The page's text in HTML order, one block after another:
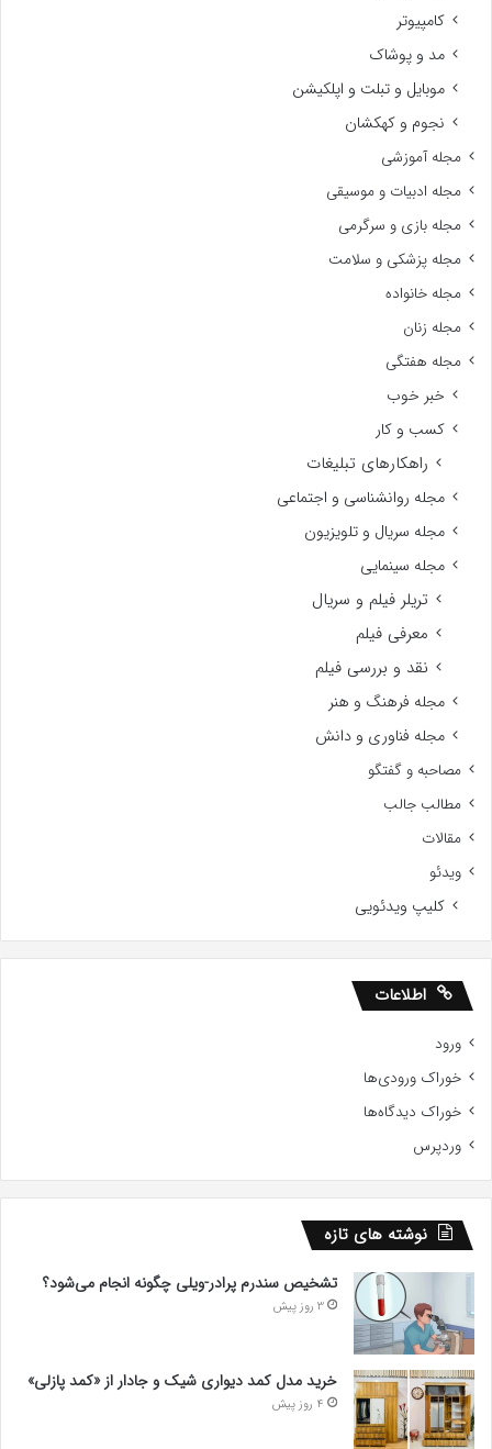
کامپیوتر
مد و پوشاک
موبایل و تبلت و اپلکیشن
نجوم و کهکشان
مجله آموزشی
مجله ادبیات و موسیقی
مجله بازی و سرگرمی
مجله پزشکی و سلامت
مجله خانواده
مجله زنان
مجله هفتگی
خبر خوب
کسب و کار
راهکارهای تبلیغات
مجله روانشناسی و اجتماعی
مجله سریال و تلویزیون
مجله سینمایی
تریلر فیلم و سریال
معرفی فیلم
نقد و بررسی فیلم
مجله فرهنگ و هنر
مجله فناوری و دانش
مصاحبه و گفتگو
مطالب جالب
مقالات
ویدئو
کلیپ ویدئویی
اطلاعات
ورود
خوراک ورودی‌ها
خوراک دیدگاه‌ها
وردپرس
نوشته های تازه
تشخیص سندرم پرادر-ویلی چگونه انجام می‌شود؟
3 روز پیش
خرید مدل کمد دیواری شیک و جادار از «کمد پازلی»
4 روز پیش